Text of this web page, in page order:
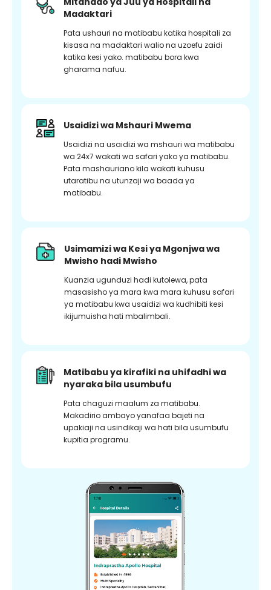
Madaktari
Pata ushauri na matibabu katika hospitali za
kisasa na madaktari walio na uzoefu zaidi
katika kesi yako. matibabu bora kwa
gharama nafuu.
Usaidizi wa Mshauri Mwema
Usaidizi na usaidizi wa mshauri wa matibabu
wa 24x7 wakati wa safari yako ya matibabu.
Pata mashauriano kila wakati kuhusu
utaratibu na utunzaji wa baada ya
matibabu.
Usimamizi wa Kesi ya Mgonjwa wa
Mwisho hadi Mwisho
Kuanzia ugunduzi hadi kutolewa, pata
masasisho ya mara kwa mara kuhusu safari
ya matibabu kwa usaidizi wa kudhibiti kesi
ikijumuisha hati mbalimbali.
Matibabu ya kirafiki na uhifadhi wa
nyaraka bila usumbufu
Pata chaguzi maalum za matibabu.
Makadirio ambayo yanafaa bajeti na
upakiaji na usindikaji wa hati bila usumbufu
kupitia programu.